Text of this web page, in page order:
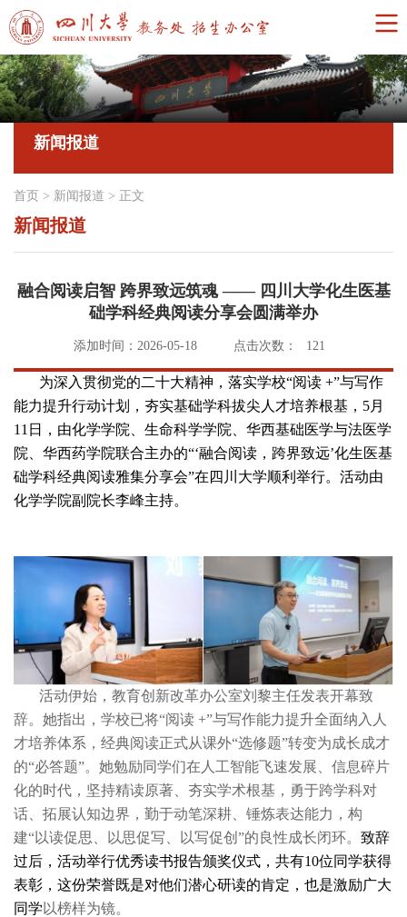
新闻报道
首页 > 新闻报道 > 正文
新闻报道
融合阅读启智 跨界致远筑魂 —— 四川大学化生医基
础学科经典阅读分享会圆满举办
添加时间：2026-05-18 点击次数： 121
为深入贯彻党的二十大精神，落实学校“阅读 +”与写作
能力提升行动计划，夯实基础学科拔尖人才培养根基，5月
11日，由化学学院、生命科学学院、华西基础医学与法医学
院、华西药学院联合主办的“‘融合阅读，跨界致远’化生医基
础学科经典阅读雅集分享会”在四川大学顺利举行。活动由
化学学院副院长李峰主持。
活动伊始，教育创新改革办公室刘黎主任发表开幕致
辞。她指出，学校已将“阅读 +”与写作能力提升全面纳入人
才培养体系，经典阅读正式从课外“选修题”转变为成长成才
的“必答题”。她勉励同学们在人工智能飞速发展、信息碎片
化的时代，坚持精读原著、夯实学术根基，勇于跨学科对
话、拓展认知边界，勤于动笔深耕、锤炼表达能力，构
建“以读促思、以思促写、以写促创”的良性成长闭环。 致辞
过后，活动举行优秀读书报告颁奖仪式 ，共有10位同学获得
表彰，这份荣誉既是对他们潜心研读的肯定 ， 也是激励广大
同学 以榜样为镜。